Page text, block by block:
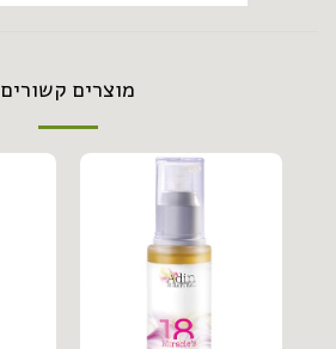
מוצרים קשורים